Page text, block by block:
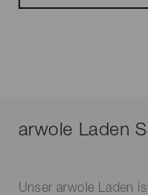
arwole Laden
Unser arwole Laden